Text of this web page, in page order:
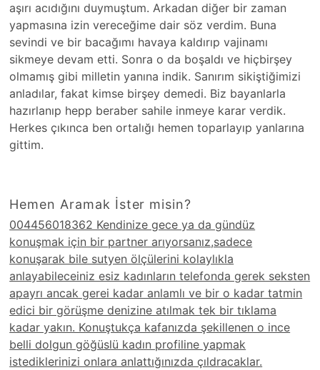
aşırı acıdığını duymuştum. Arkadan diğer bir zaman
yapmasına izin vereceğime dair söz verdim. Buna
sevindi ve bir bacağımı havaya kaldırıp vajinamı
sikmeye devam etti. Sonra o da boşaldı ve hiçbirşey
olmamış gibi milletin yanına indik. Sanırım sikiştiğimizi
anladılar, fakat kimse birşey demedi. Biz bayanlarla
hazırlanıp hepp beraber sahile inmeye karar verdik.
Herkes çıkınca ben ortalığı hemen toparlayıp yanlarına
gittim.
Hemen Aramak İster misin?
004456018362 Kendinize gece ya da gündüz
konuşmak için bir partner arıyorsanız,sadece
konuşarak bile sutyen ölçülerini kolaylıkla
anlayabileceiniz esiz kadınların telefonda gerek seksten
apayrı ancak gerei kadar anlamlı ve bir o kadar tatmin
edici bir görüşme denizine atılmak tek bir tıklama
kadar yakın. Konuştukça kafanızda şekillenen o ince
belli dolgun göğüslü kadın profiline yapmak
istediklerinizi onlara anlattığınızda çıldracaklar.